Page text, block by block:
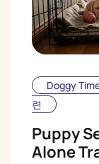
Doggy
련
Puppy
Alone